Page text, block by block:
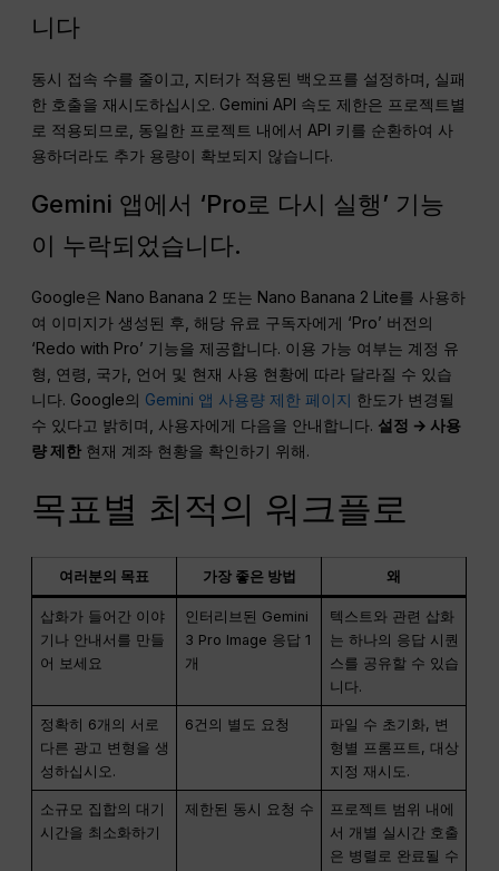
니다
동시 접속 수를 줄이고, 지터가 적용된 백오프를 설정하며, 실패
한 호출을 재시도하십시오. Gemini API 속도 제한은 프로젝트별
로 적용되므로, 동일한 프로젝트 내에서 API 키를 순환하여 사
용하더라도 추가 용량이 확보되지 않습니다.
Gemini 앱에서 ‘Pro로 다시 실행’ 기능
이 누락되었습니다.
Google은 Nano Banana 2 또는 Nano Banana 2 Lite를 사용하
여 이미지가 생성된 후, 해당 유료 구독자에게 ‘Pro’ 버전의
‘Redo with Pro’ 기능을 제공합니다. 이용 가능 여부는 계정 유
형, 연령, 국가, 언어 및 현재 사용 현황에 따라 달라질 수 있습
니다. Google의 Gemini 앱 사용량 제한 페이지 한도가 변경될
수 있다고 밝히며, 사용자에게 다음을 안내합니다. 설정 → 사용
량 제한 현재 계좌 현황을 확인하기 위해.
목표별 최적의 워크플로
여러분의 목표 가장 좋은 방법 왜
삽화가 들어간 이야
기나 안내서를 만들
어 보세요
인터리브된 Gemini
3 Pro Image 응답 1
개
텍스트와 관련 삽화
는 하나의 응답 시퀀
스를 공유할 수 있습
니다.
정확히 6개의 서로
다른 광고 변형을 생
성하십시오.
6건의 별도 요청
파일 수 초기화, 변
형별 프롬프트, 대상
지정 재시도.
소규모 집합의 대기
시간을 최소화하기
제한된 동시 요청 수
프로젝트 범위 내에
서 개별 실시간 호출
은 병렬로 완료될 수